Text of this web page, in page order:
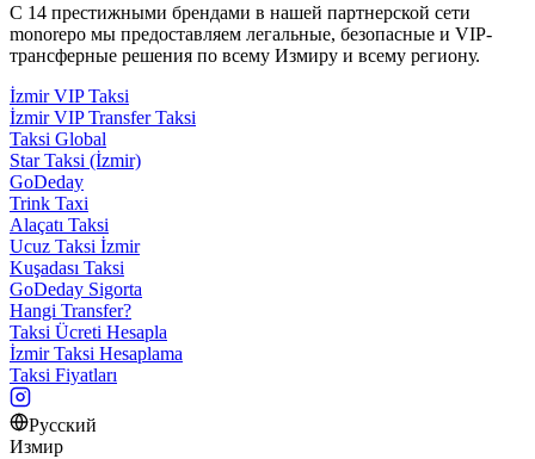
С 14 престижными брендами в нашей партнерской сети
monorepo мы предоставляем легальные, безопасные и VIP-
трансферные решения по всему Измиру и всему региону.
İzmir VIP Taksi
İzmir VIP Transfer Taksi
Taksi Global
Star Taksi (İzmir)
GoDeday
Trink Taxi
Alaçatı Taksi
Ucuz Taksi İzmir
Kuşadası Taksi
GoDeday Sigorta
Hangi Transfer?
Taksi Ücreti Hesapla
İzmir Taksi Hesaplama
Taksi Fiyatları
Русский
Измир